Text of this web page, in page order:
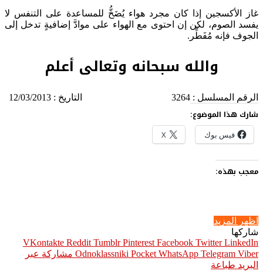
غاز الأكسجين إذا كان مجرد هواء يُضَخُّ للمساعدة على التنفس لا
يفسد الصوم، لكن إن احتوى مع الهواء على موادَّ إضافيةٍ تدخل إلى
الجوف فإنه مُفَطِّر.
والله سبحانه وتعالى أعلم
الرقم المسلسل :
3264 التاريخ :
12/03/2013
شارك هذا الموضوع:
فيس بوك X
معجب بهذه:
اظهر المزيد
شاركها
Facebook Twitter LinkedIn
Pinterest
Odnoklassniki Pocket WhatsApp Telegram Viber
مشاركة عبر
البريد طباعة